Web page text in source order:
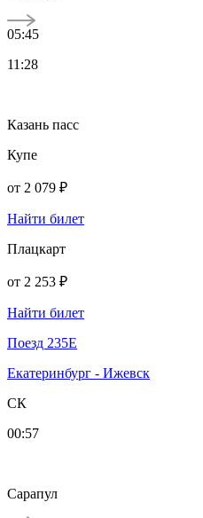
05:45
11:28
Казань пасс
Купе
от 2 079 ₽
Найти билет
Плацкарт
от 2 253 ₽
Найти билет
Поезд 235Е
Екатеринбург - Ижевск
СК
00:57
Сарапул